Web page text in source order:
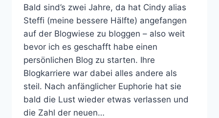
Bald sind’s zwei Jahre, da hat Cindy alias
Steffi (meine bessere Hälfte) angefangen
auf der Blogwiese zu bloggen – also weit
bevor ich es geschafft habe einen
persönlichen Blog zu starten. Ihre
Blogkarriere war dabei alles andere als
steil. Nach anfänglicher Euphorie hat sie
bald die Lust wieder etwas verlassen und
die Zahl der neuen…